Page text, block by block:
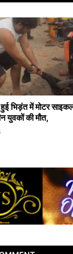
भिड़ंत में मोटर
युवकों की मौत,